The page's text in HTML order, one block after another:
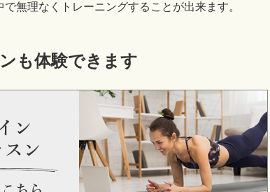
無理なくトレーニングすることが出来ます。
も体験できます